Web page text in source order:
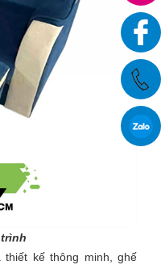
kế thông minh, ghế